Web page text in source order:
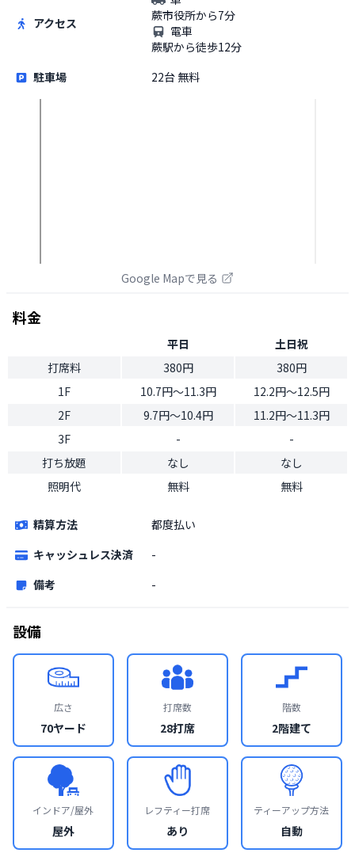
アクセス
蕨市役所から7分
電車
蕨駅から徒歩12分
駐車場
22台 無料
Google Mapで見る
料金
平日
土日祝
打席料
380円
380円
1F
10.7円〜11.3円
12.2円〜12.5円
2F
9.7円〜10.4円
11.2円〜11.3円
3F
-
-
打ち放題
なし
なし
照明代
無料 無料
精算方法
都度払い
キャッシュレス決済
-
備考
-
設備
広さ
70ヤード
打席数
28打席
階数
2階建て
インドア/屋外
屋外
レフティー打席
あり
ティーアップ方法
自動